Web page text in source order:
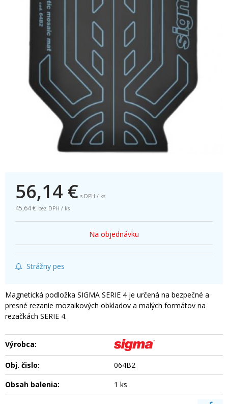
56,14 € s DPH / ks
45,64 € bez DPH / ks
Na objednávku
Strážny pes
Magnetická podložka SIGMA SERIE 4 je určená na bezpečné a
presné rezanie mozaikových obkladov a malých formátov na
rezačkách SERIE 4.
Výrobca:
Obj. čislo:
064B2
Obsah balenia:
1 ks